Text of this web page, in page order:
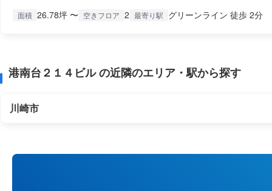
面積 26.78坪 〜 空きフロア 2 最寄り駅 グリーンライン 徒歩 2分
港南台２１４ビル の近隣のエリア・駅から探す
川崎市